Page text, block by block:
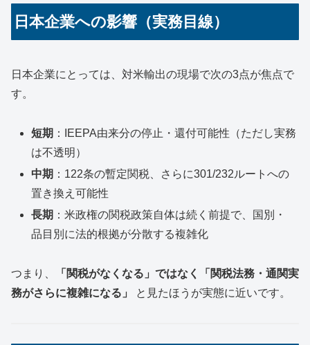
日本企業への影響（実務目線）
日本企業にとっては、対米輸出の現場で次の3点が焦点で
す。
短期 ：IEEPA由来分の停止・還付可能性（ただし実務
は不透明）
中期 ：122条の暫定関税、さらに301/232ルートへの
置き換え可能性
長期 ：米政権の関税政策自体は続く前提で、国別・
品目別に法的根拠が分散する複雑化
つまり、
「関税がなくなる」ではなく「関税法務・通関実
務がさらに複雑になる」
と見たほうが実態に近いです。